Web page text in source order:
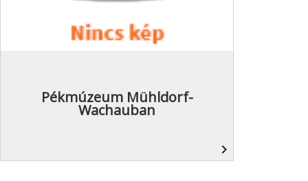
Pékmúzeum Mühldorf-
Wachauban
navigate_next